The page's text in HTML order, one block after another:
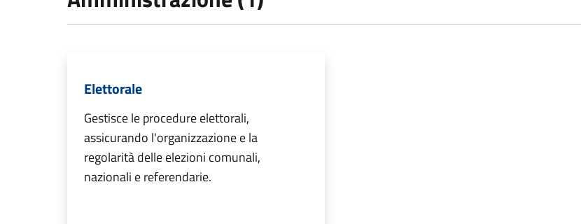
Elettorale
Gestisce le procedure elettorali,
assicurando l'organizzazione e la
regolarità delle elezioni comunali,
nazionali e referendarie.